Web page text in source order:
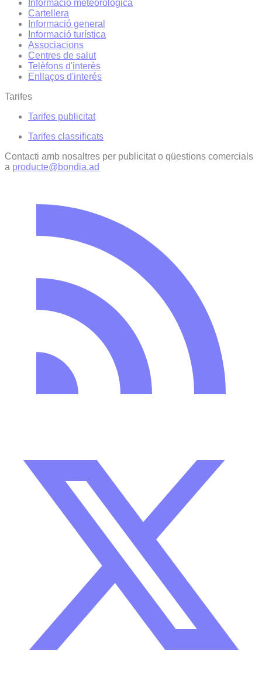
Informació meteorològica
Cartellera
Informació general
Informació turística
Associacions
Centres de salut
Telèfons d'interès
Enllaços d'interés
Tarifes
Tarifes publicitat
Tarifes classificats
Contacti amb nosaltres per publicitat o qüestions comercials
a producte@bondia.ad